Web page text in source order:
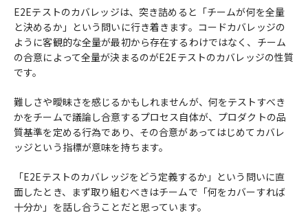
E2Eテストのカバレッジは、突き詰めると「チームが何を全量
と決めるか」という問いに行き着きます。コードカバレッジの
ように客観的な全量が最初から存在するわけではなく、チーム
の合意によって全量が決まるのがE2Eテストのカバレッジの性質
です。
難しさや曖昧さを感じるかもしれませんが、何をテストすべき
かをチームで議論し合意するプロセス自体が、プロダクトの品
質基準を定める行為であり、その合意があってはじめてカバレ
ッジという指標が意味を持ちます。
「E2Eテストのカバレッジをどう定義するか」という問いに直
面したとき、まず取り組むべきはチームで「何をカバーすれば
十分か」を話し合うことだと思っています。